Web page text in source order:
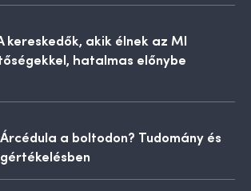
kereskedők, akik élnek az MI
hatalmas előnybe
a boltodon? Tudomány és